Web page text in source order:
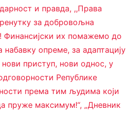
и правда, ,,Права
за добровољна
Финансијски их помажемо до
опреме, за адаптацију
приступ, нови однос, у
Републике
према тим људима који
пруже максимум!“, „Дневник